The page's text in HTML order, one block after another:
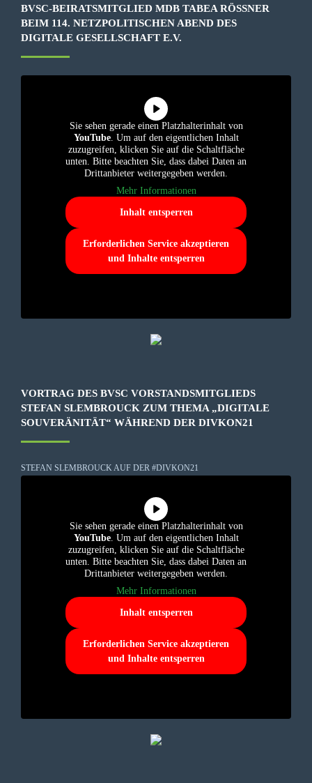
BVSC-BEIRATSMITGLIED MDB TABEA RÖSSNER B
EIM 114. NETZPOLITISCHEN ABEND DES D
IGITALE GESELLSCHAFT E.V.
Sie sehen gerade einen Platzhalterinhalt von
YouTube. Um auf den eigentlichen Inhalt
zuzugreifen, klicken Sie auf die Schaltfläche
unten. Bitte beachten Sie, dass dabei Daten an
Drittanbieter weitergegeben werden.
Mehr Informationen
Inhalt entsperren
Erforderlichen Service akzeptieren
und Inhalte entsperren
VORTRAG DES BVSC VORSTANDSMITGLIEDS
STEFAN SLEMBROUCK ZUM THEMA „DIGITALE
SOUVERÄNITÄT“ WÄHREND DER DIVKON21
STEFAN SLEMBROUCK AUF DER #DIVKON21
Sie sehen gerade einen Platzhalterinhalt von
YouTube. Um auf den eigentlichen Inhalt
zuzugreifen, klicken Sie auf die Schaltfläche
unten. Bitte beachten Sie, dass dabei Daten an
Drittanbieter weitergegeben werden.
Mehr Informationen
Inhalt entsperren
Erforderlichen Service akzeptieren
und Inhalte entsperren